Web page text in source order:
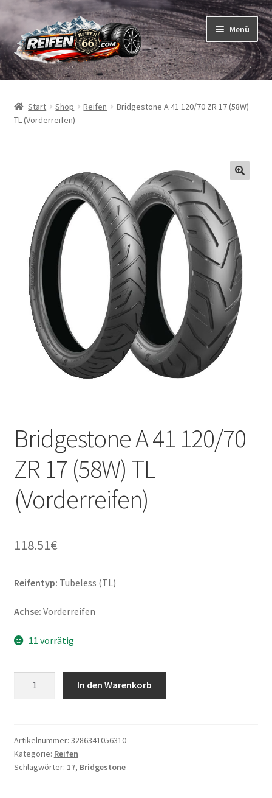
Zur
Navigation
springen
Zum
Inhalt
springen
Menü
Reifen
Schläuche
Marken
Reifentests
Kontakt
Start Shop Reifen
Bridgestone A 41 120/70 ZR 17 (58W)
TL (Vorderreifen)
Bridgestone A 41 120/70
ZR 17 (58W) TL
(Vorderreifen)
118.51€
Reifentyp: Tubeless (TL)
Achse: Vorderreifen
11 vorrätig
ZR
17
(58W)
In den Warenkorb
Artikelnummer: 3286341056310
Kategorie: Reifen
Schlagwörter: 17, Bridgestone